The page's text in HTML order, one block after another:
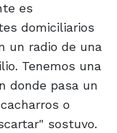
es
domiciliarios
un radio de una
Tenemos una
donde pasa un
o
sostuvo.